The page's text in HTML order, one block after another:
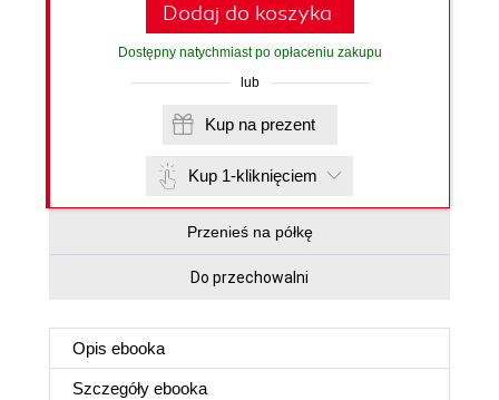
Dodaj do koszyka
Dostępny natychmiast po opłaceniu zakupu
lub
Kup na prezent
Kup 1-kliknięciem
Przenieś na półkę
Do przechowalni
Opis ebooka
Szczegóły ebooka